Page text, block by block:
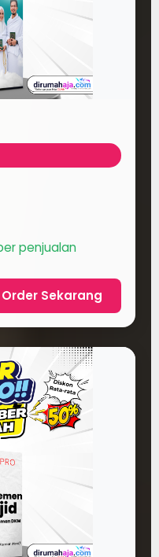
penjualan
Order Sekarang